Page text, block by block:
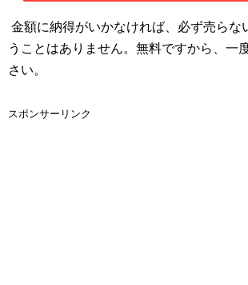
金額に納得がいかなければ、必ず売らな
うことはありません。無料ですから、一
さい。
スポンサーリンク